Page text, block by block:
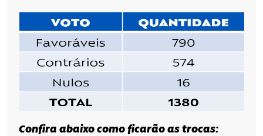
Confira abaixo como ficarão as trocas: